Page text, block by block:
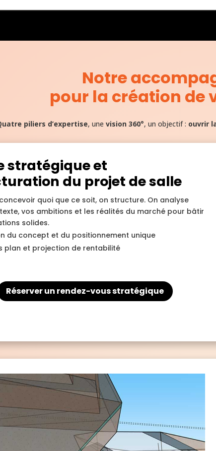
Notre
pour la création de
piliers d’expertise, une vision 360°, un objectif : ouvrir
stratégique et
du projet de salle
quoi que ce soit, on structure. On analyse
vos ambitions et les réalités du marché pour bâtir
solides.
du concept et du positionnement unique
plan et projection de rentabilité
Réserver un rendez-vous stratégique